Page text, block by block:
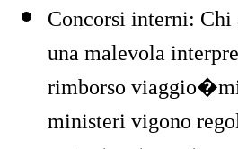
Concorsi interni: Chi
una malevola
rimborso
ministeri vigono